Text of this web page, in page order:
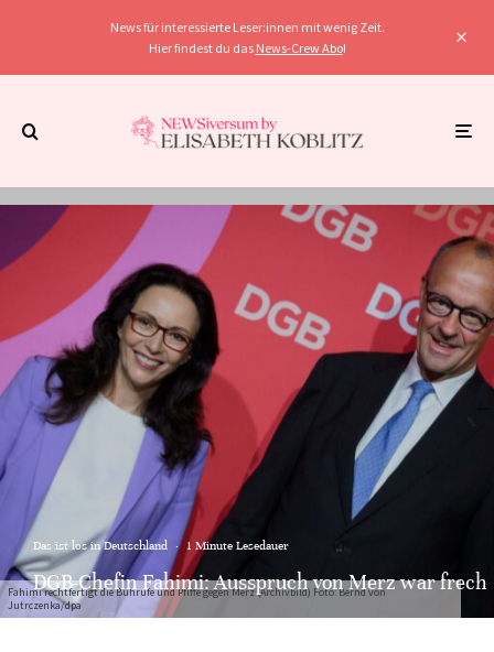
News für interessierte Leser:innen mit wenig Zeit.
Hier findest du das News-Crew Abo!
Fahimi rechtfertigt die Buhrufe und Pfiffe gegen Merz (Archivbild) Foto: Bernd von
Jutrczenka/dpa
Das ist los in Deutschland · 1 Minute Lesedauer
DGB-Chefin Fahimi: Ausspruch von Merz war frech